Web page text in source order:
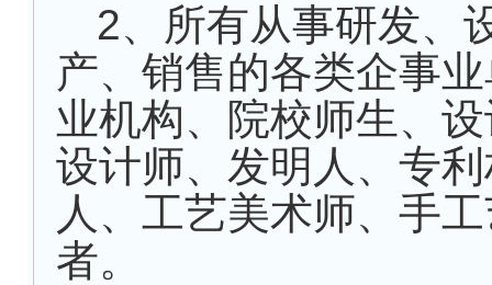
2、所有从事研发、
产、销售的各类企事
业机构、院校师生、
设计师、发明人、专
人、工艺美术师、手
者。